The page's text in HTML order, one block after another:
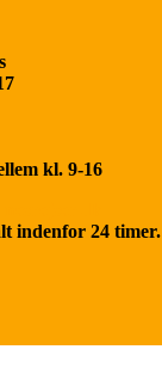
kl. 9-16
indenfor 24 timer.